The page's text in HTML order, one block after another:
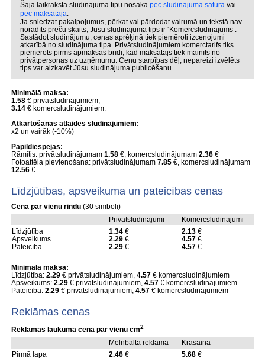
Šajā laikrakstā sludinājuma tipu nosaka pēc sludinājuma saturavai
pēc maksātāja.
Ja sniedzat pakalpojumus, pērkat vai pārdodat vairumā un tekstā nav
norādīts preču skaits, Jūsu sludinājuma tips ir ‘Komercsludinājums’.
Sastādot sludinājumu, cenas aprēķinā tiek piemēroti izcenojumi
atkarībā no sludinājuma tipa. Privātsludinājumiem komerctarifs tiks
piemērots pirms apmaksas brīdī, kad maksātājs tiek mainīts no
privātpersonas uz uzņēmumu. Cenu starpības dēļ, nepareizi izvēlēts
tips var aizkavēt Jūsu sludinājuma publicēšanu.
Minimālā maksa:
1.58€ privātsludinājumiem,
3.14€ komercsludinājumiem.
Atkārtošanas atlaides sludinājumiem:
x2 un vairāk (-10%)
Papildiespējas:
Rāmītis: privātsludinājumam 1.58€, komercsludinājumam 2.36€
Fotoattēla pievienošana: privātsludinājumam 7.85€, komercsludinājumam
12.56€
Līdzjūtības, apsveikuma un pateicības cenas
Cena par vienu rindu (30 simboli)
Privātsludinājumi
Komercsludinājumi
Līdzjūtība
1.34€ 2.13€
Apsveikums
2.29€ 4.57€
Pateicība
2.29€ 4.57€
Minimālā maksa:
Līdzjūtība: 2.29€ privātsludinājumiem, 4.57€ komercsludinājumiem
Apsveikums: 2.29€ privātsludinājumiem, 4.57€ komercsludinājumiem
Pateicība: 2.29€ privātsludinājumiem, 4.57€ komercsludinājumiem
Reklāmas cenas
Reklāmas laukuma cena par vienu cm2
Melnbalta reklāma
Krāsaina
Pirmā lapa
2.46€ 5.68€